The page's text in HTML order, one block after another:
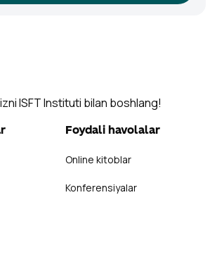
ISFT Instituti bilan boshlang!
Foydali havolalar
Online kitoblar
Konferensiyalar